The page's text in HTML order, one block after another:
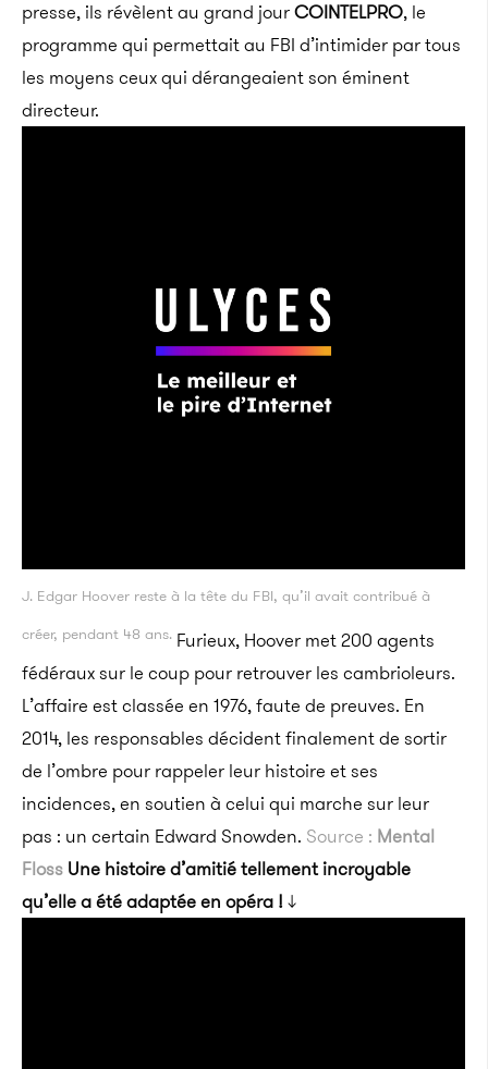
presse, ils révèlent au grand jourCOINTELPRO, le
programme qui permettait au FBI d’intimider par tous
les moyens ceux qui dérangeaient son éminent
directeur.
J. Edgar Hoover reste à la tête du FBI, qu’il avait contribué à
créer, pendant 48 ans. Furieux, Hoover met 200 agents
fédéraux sur le coup pour retrouver les cambrioleurs.
L’affaire est classée en 1976, faute de preuves. En
2014, les responsables décident finalement de sortir
de l’ombre pour rappeler leur histoire et ses
incidences, en soutien à celui qui marche sur leur
pas : un certain Edward Snowden. Source : Mental
Floss Une histoire d’amitié tellement incroyable
qu’elle a été adaptée en opéra !↓